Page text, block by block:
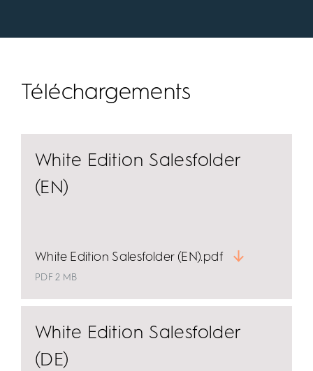
Téléchargements
White Edition Salesfolder
(EN)
White Edition Salesfolder (EN).pdf
PDF 2 MB
White Edition Salesfolder
(DE)